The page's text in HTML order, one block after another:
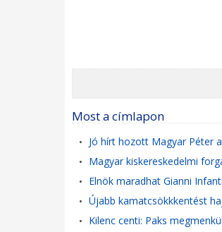
Most a címlapon
• Jó hírt hozott Magyar Péter
• Magyar kiskereskedelmi
• Elnök maradhat Gianni
• Újabb kamatcsökkkentést
• Kilenc centi: Paks